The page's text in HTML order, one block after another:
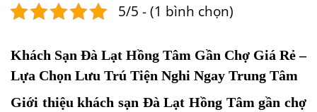
5/5 - (1 bình chọn)
Khách Sạn Đà Lạt Hồng Tâm Gần Chợ Giá Rẻ –
Lựa Chọn Lưu Trú Tiện Nghi Ngay Trung Tâm
Giới thiệu khách sạn Đà Lạt Hồng Tâm gần chợ